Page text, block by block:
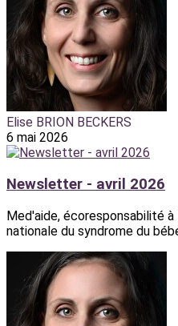
Elise BRION BECKERS
6 mai 2026
Newsletter - avril 2026
Med'aide, écoresponsabilité
nationale du syndrome du